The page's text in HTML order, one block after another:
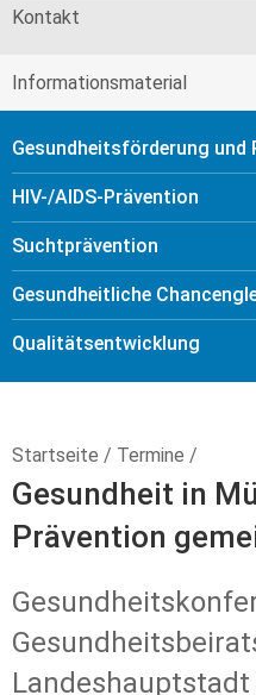
Kontakt
Informations­material
Gesundheitsförderung und
HIV-/AIDS-Prävention
Sucht­prävention
Gesundheitliche
Qualitäts­entwicklung
Startseite / Termine /
Gesundheit in
Prävention